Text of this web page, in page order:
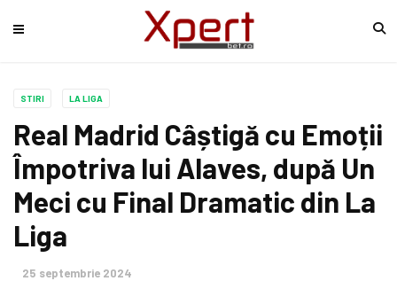
STIRI LA LIGA
Real Madrid Câștigă cu Emoții
Împotriva lui Alaves, după Un
Meci cu Final Dramatic din La
Liga
25 septembrie 2024